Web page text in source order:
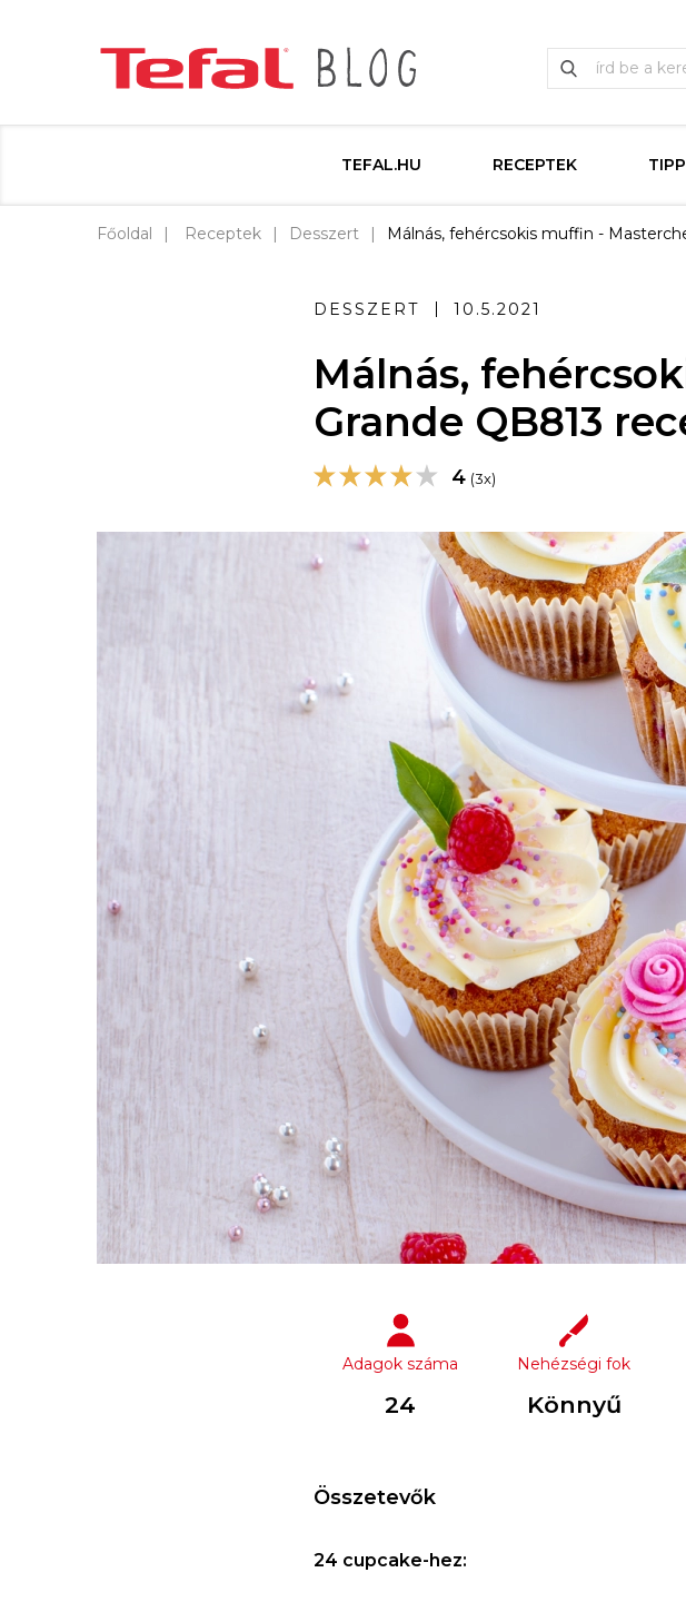
TEFAL.HU RECEPTEK
Főoldal Receptek Desszert Málnás, fehércsokis muffin -
DESSZERT 10.5.2021
Málnás,
Grande QB813
4 (3x)
Adagok száma
24
Nehézségi fok
Könnyű
Összetevők
24 cupcake-hez: